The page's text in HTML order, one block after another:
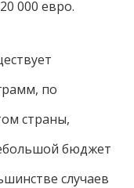
000 евро.
по
страны,
бюджет
случаев